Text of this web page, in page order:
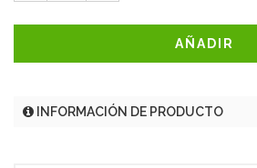
AÑADIR
INFORMACIÓN DE PRODUCTO